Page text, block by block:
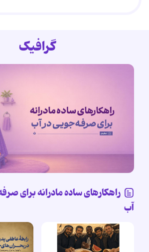
گرافیک
راهکارهای ساده مادرانه برای
آب